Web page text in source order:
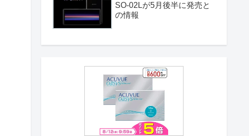
SO-02Lが5月後半に発売と
の情報